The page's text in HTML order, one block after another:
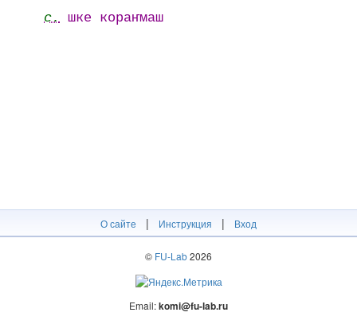
с. шке кораҥмаш
О сайте | Инструкция | Вход
© FU-Lab2026
Email:komi@fu-lab.ru